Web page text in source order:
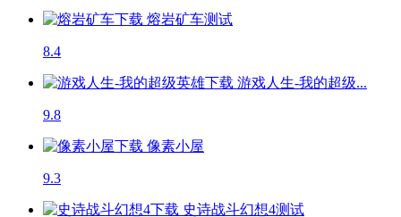
熔岩矿车测试
8.4
游戏人生-我的超级...
9.8
像素小屋
9.3
史诗战斗幻想4测试